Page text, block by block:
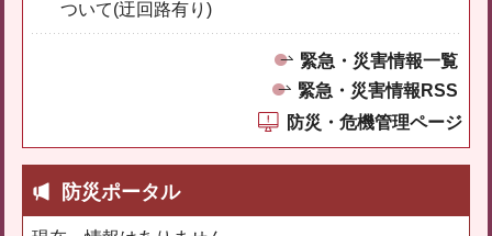
ついて(迂回路有り)
緊急・災害情報一覧
緊急・災害情報RSS
防災・危機管理ページ
防災ポータル